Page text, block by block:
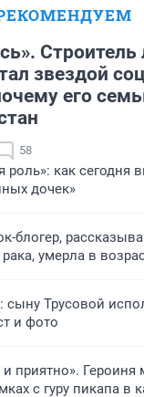
звездой
его
58
роль»: как сегодня
дочек»
блогер,
умерла в
сыну Трусовой
и фото
приятно». Героиня
с гуру пикапа в